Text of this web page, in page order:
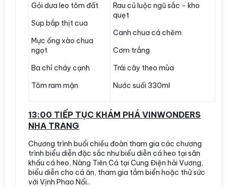
Gỏi dưa leo tôm đất
Sup bắp thịt cua
Mực ống xào chua
ngọt
Ba chỉ cháy cạnh
Tôm ram mặn
Rau củ luộc ngũ sắc - kho
quẹt
Canh chua cá chẽm
Cơm trắng
Trái cây theo mùa
Nước suối 330ml
13:00 TIẾP TỤC KHÁM PHÁ VINWONDERS
NHA TRANG
Chương trình buổi chiều đoàn tham gia các chương
trình biểu diễn đặc sắc như biểu diễn cá heo tại sân
khấu cá heo, Nàng Tiên Cá tại Cung Điện hải Vương,
biểu diễn cho cá ăn, tham gia tắm biển hoặc thử sức
với Vịnh Phao Nổi..